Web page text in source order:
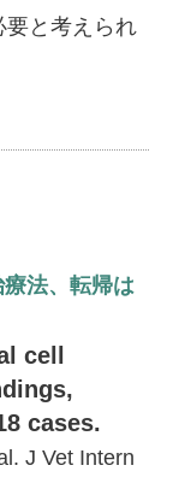
要と考えられ
法、転帰は
cell
cases.
J Vet Intern